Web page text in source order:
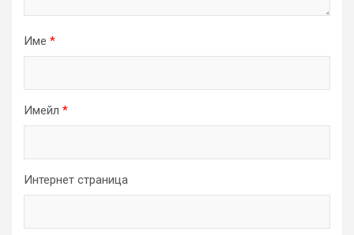
Име *
Имейл *
Интернет страница